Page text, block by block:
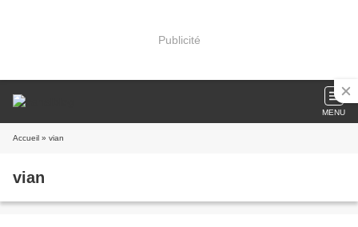
Publicité
MENU
Accueil » vian
vian